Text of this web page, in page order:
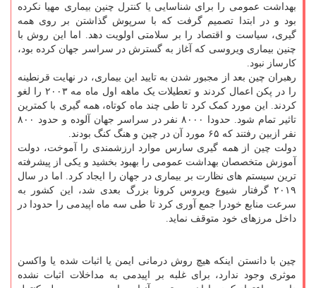
بهداشت عمومی را برای شناسایی یا کنترل چنین بیماری مهیا نکرده
بود و در ابتدا تصمیم گرفت که با سرپوش گذاشتن بر روی همه
گیری، سیاست و اقتصاد را بر سلامتی اولویت دهد. اما این روش با
چنین بیماری ویروسی که آغاز به گسترش در سراسر جهان کرده بود،
کارساز نبود.
رهبران چین بعد از مجبور شدن به تایید این بیماری، در نهایت قرنطینه
را در پکن اعمال کردند و تعطیلات یک ماهه اول ماه مه ۲۰۰۳ را لغو
کردند. این مورد کمک کرد تا طی چند ماه کوتاه، همه گیری با کمترین
تاثیر تمام شود. حدودا ۸۰۰۰ نفر در سراسر جهان آلوده و حدود ۸۰۰
نفر ازبین رفتند که ۶۵ مورد آن در چین و هنگ کنگ بودند.
دولت چین از همه گیری سارس موارد ارزشمندی را آموخت، دولت
آموزش متخصصان بهداشت عمومی را بهبود بخشید و یکی از پیشرفته
ترین سیستم های نظارت بر بیماری در جهان را ایجاد کرد. اما در سال
۲۰۱۹ گرفتار شیوع ویروس کرونا بزرگ بعدی شد، این کشور به
سرعت منابع خودرا جمع آوری کرد تا طی سه ماه اپیدمی را حدودا در
داخل مرزهای خود متوقف نماید.
چین با دانستن اینکه هیچ روش درمانی ایمن یا اثبات شده یا واکسن
موثری وجود ندارد، برای غلبه بر اپیدمی به مداخلات اثبات نشده